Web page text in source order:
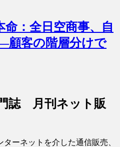
：全日空商事、自
客の階層分けで
誌 月刊ネット販
ターネットを介した通信販売、